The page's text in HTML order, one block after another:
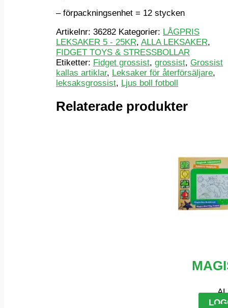
– förpackningsenhet = 12 stycken
Artikelnr: 36282 Kategorier: LÅGPRIS
LEKSAKER 5 - 25KR, ALLA LEKSAKER,
FIDGET TOYS & STRESSBOLLAR
Etiketter: Fidget grossist, grossist, Grossist
kallas artiklar, Leksaker för återförsäljare,
leksaksgrossist, Ljus boll fotboll
Relaterade produkter